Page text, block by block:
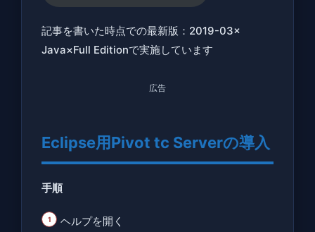
用Pivot
tc
Pivot
tc
ル
記事を書いた時点での最新版：2019-03×
Java×Full Editionで実施しています
広告
Eclipse用Pivot tc Serverの導入
手順
ヘルプを開く